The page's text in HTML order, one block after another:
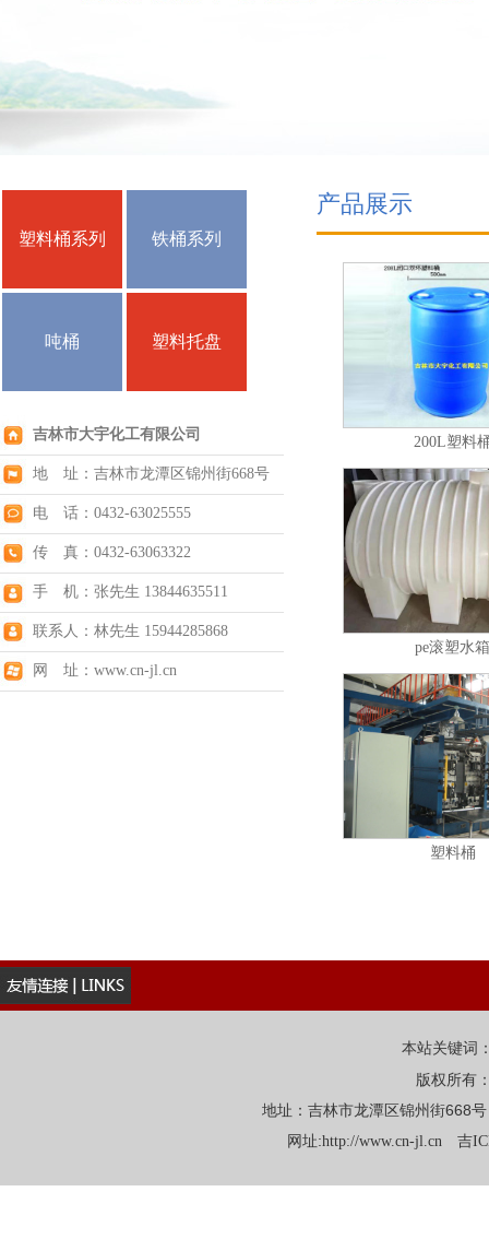
塑料桶系列 铁桶系列
吨桶 塑料托盘
吉林市大宇化工有限公司
地 址：吉林市龙潭区锦州街668号
电 话：0432-63025555
传 真：0432-63063322
手 机：张先生 13844635511
联系人：林先生 15944285868
网 址：www.cn-jl.cn
产品展示
200L塑料
pe滚塑水
塑料桶
本站关键词
版权所有
地址：吉林市龙潭区锦州街
网址:http://www.cn-jl.cn 吉